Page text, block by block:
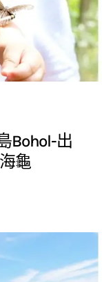
Bohol-出
龜